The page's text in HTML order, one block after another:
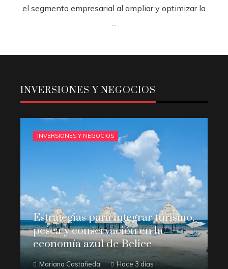
el segmento empresarial al ampliar y optimizar la
...
INVERSIONES Y NEGOCIOS
INVERSIONES Y NEGOCIOS
Estrategias para integrar turismo,
pesca y conservación en la
economía azul de Belice
Mariana Castañeda Hace 3 días